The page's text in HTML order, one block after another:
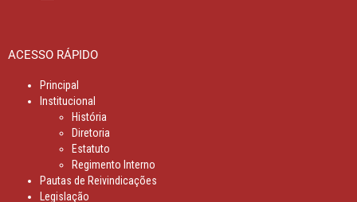
ACESSO RÁPIDO
Principal
Institucional
História
Diretoria
Estatuto
Regimento Interno
Pautas de Reivindicações
Legislação